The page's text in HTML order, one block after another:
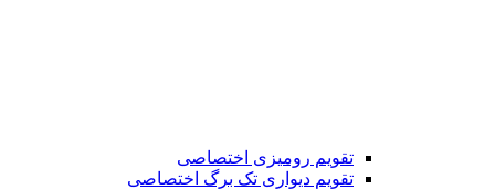
تقویم رومیزی اختصاصی
تقویم دیواری تک برگ اختصاصی